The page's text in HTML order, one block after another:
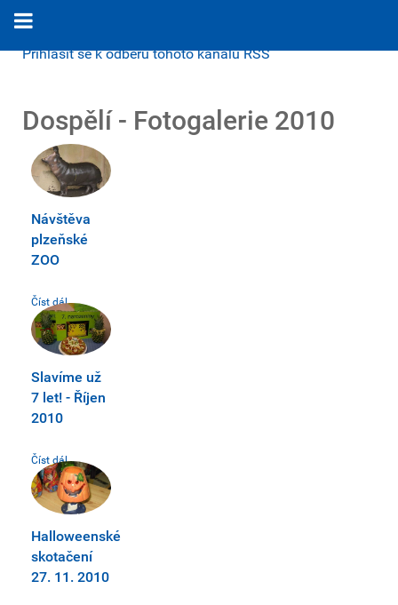
Přihlásit se k odběru tohoto kanálu RSS
Dospělí - Fotogalerie 2010
Návštěva
plzeňské
ZOO
Číst dál...
Slavíme už
7 let! - Říjen
2010
Číst dál...
Halloweenské
skotačení
27. 11. 2010